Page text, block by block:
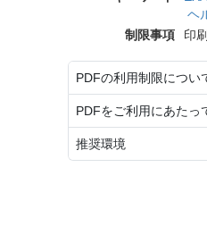
ヘ
制限事項
印
PDFの利用制限につい
PDFをご利用にあたっ
推奨環境